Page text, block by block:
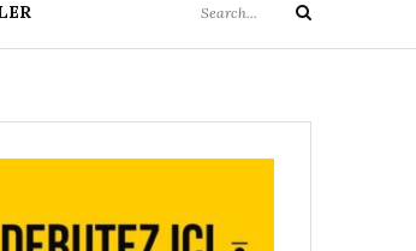
for:
Search